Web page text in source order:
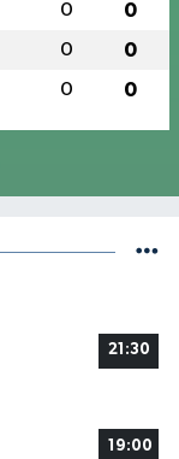
0 0
0 0
0 0
21:30
19:00